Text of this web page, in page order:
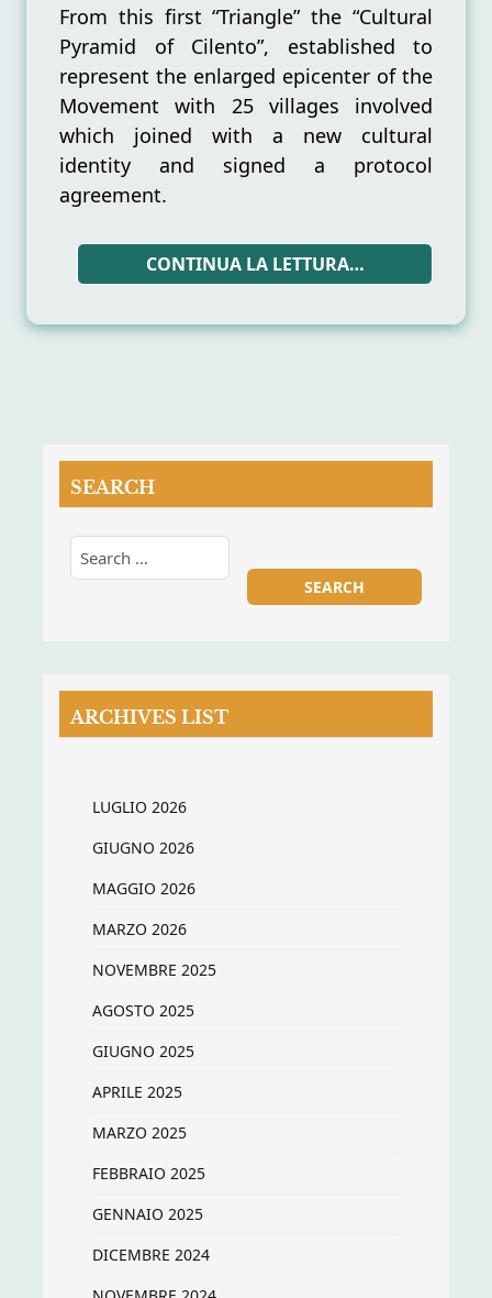
From this first “Triangle” the “Cultural
Pyramid of Cilento”, established to
represent the enlarged epicenter of the
Movement with 25 villages involved
which joined with a new cultural
identity and signed a protocol
agreement.
CONTINUA LA LETTURA…
SEARCH
ARCHIVES LIST
LUGLIO 2026
GIUGNO 2026
MAGGIO 2026
MARZO 2026
NOVEMBRE 2025
AGOSTO 2025
GIUGNO 2025
APRILE 2025
MARZO 2025
FEBBRAIO 2025
GENNAIO 2025
DICEMBRE 2024